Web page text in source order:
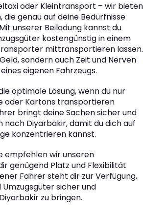
oder Kleintransport – wir bieten
genau auf deine Bedürfnisse
unserer Beiladung kannst du
kostengünstig in einem
mittransportieren lassen.
sondern auch Zeit und Nerven
eigenen Fahrzeugs.
optimale Lösung, wenn du nur
oder Kartons transportieren
bringt deine Sachen sicher und
nach Diyarbakir, damit du dich auf
konzentrieren kannst.
empfehlen wir unseren
genügend Platz und Flexibilität
Fahrer steht dir zur Verfügung,
sicher und
zu bringen.